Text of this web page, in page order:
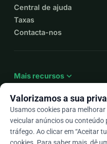
Central de ajuda
Taxas
Contacta-nos
Mais recursos expand_more
Ptarrow_drop_down
Valorizamos a sua
Usamos cookies para
veicular anúncios ou
tráfego. Ao clicar em “Aceitar